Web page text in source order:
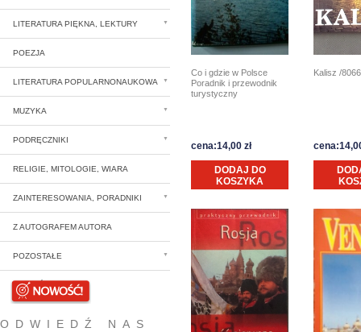
LITERATURA PIĘKNA, LEKTURY
POEZJA
LITERATURA POPULARNONAUKOWA
MUZYKA
PODRĘCZNIKI
RELIGIE, MITOLOGIE, WIARA
ZAINTERESOWANIA, PORADNIKI
Z AUTOGRAFEM AUTORA
POZOSTAŁE
NOWOŚCI
ODWIEDŹ NAS
Co i gdzie w Polsce
Poradnik i przewodnik
turystyczny
cena:14,00 zł
DODAJ DO
KOSZYKA
Kalisz /